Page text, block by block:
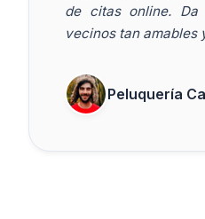
de citas online. Da
vecinos tan amables
Peluquería